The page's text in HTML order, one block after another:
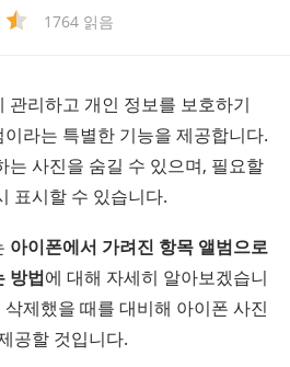
1764 읽음
관리하고 개인 정보를 보호하기
라는 특별한 기능을 제공합니다.
는 사진을 숨길 수 있으며, 필요할
표시할 수 있습니다.
아이폰에서 가려진 항목 앨범으로
방법에 대해 자세히 알아보겠습니
제했을 때를 대비해 아이폰 사진
공할 것입니다.